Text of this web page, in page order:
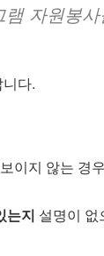
램 자원봉
다.
이지 않는 경
는지 설명이 없